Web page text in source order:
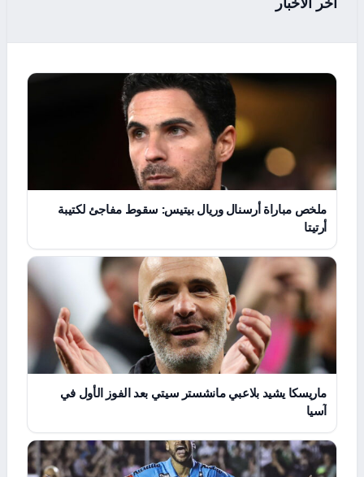
ملخص مباراة أرسنال وريال بيتيس: سقوط مفاجئ لكتيبة
أرتيتا
ماريسكا يشيد بلاعبي مانشستر سيتي بعد الفوز الأول في
آسيا